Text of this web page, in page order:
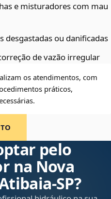
e misturadores com mau
desgastadas ou danificadas
de vazão irregular
os atendimentos, com
práticos,
pelo
na Nova